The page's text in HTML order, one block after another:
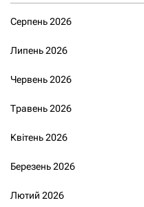
Серпень 2026
Липень 2026
Червень 2026
Травень 2026
Квітень 2026
Березень 2026
Лютий 2026